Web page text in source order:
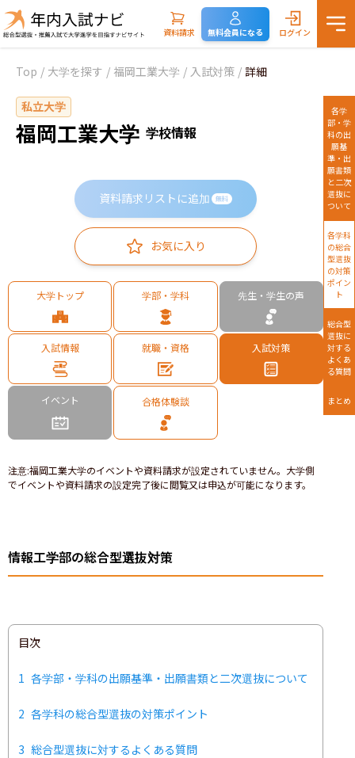
資料請求 無料会員になる ログイン
Top / 大学を探す / 福岡工業大学 / 入試対策 / 詳細
私立大学
福岡工業大学 学校情報
資料請求リストに追加 無料
お気に入り
大学トップ 学部・学科 先生・学生の声
入試情報 就職・資格 入試対策
イベント 合格体験談
注意:福岡工業大学のイベントや資料請求が設定されていません。大学側
でイベントや資料請求の設定完了後に閲覧又は申込が可能になります。
情報工学部の総合型選抜対策
目次
1 各学部・学科の出願基準・出願書類と二次選抜について
2 各学科の総合型選抜の対策ポイント
3 総合型選抜に対するよくある質問
各学
部・学
科の出
願基
準・出
願書類
と二次
選抜に
ついて
各学科
の総合
型選抜
の対策
ポイン
ト
総合型
選抜に
対する
よくあ
る質問
まとめ